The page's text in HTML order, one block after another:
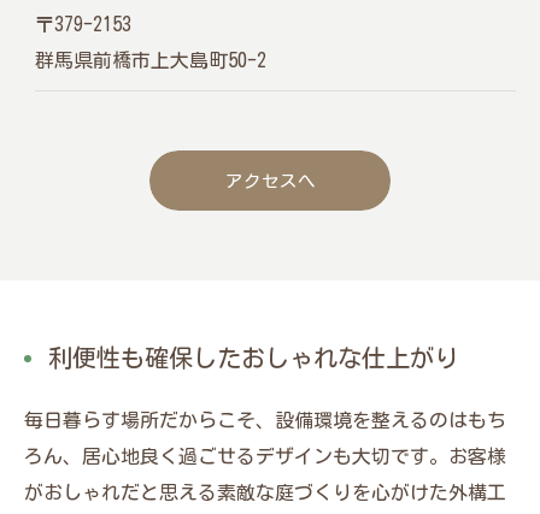
〒379-2153
群馬県前橋市上大島町50-2
アクセスへ
利便性も確保したおしゃれな仕上がり
毎日暮らす場所だからこそ、設備環境を整えるのはもち
ろん、居心地良く過ごせるデザインも大切です。お客様
がおしゃれだと思える素敵な庭づくりを心がけた外構工